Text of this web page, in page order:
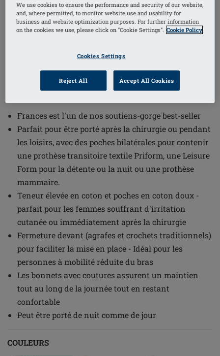
Référence de l'article: 2128 Frances SB
(196
Livraison gratuite dès 60€ d’achat !
Frances est l'un de nos soutiens-gorge best-seller
Parfait pour être porté après la chirurgie ou pendant
les loisirs, avec des poches bilatérales pour contenir
une prothèse transitoire textile Priform, une Leisure
Form pour la détente ou la nuit ou une prothèse
mammaire.
Teneur élevée en coton et poches en coton doux -
parfait pour les femmes souffrant d'irritation
cutanée ou immédiatement après la chirurgie
Fermeture devant (agrafes et crochets traditionnels)
pour faciliter la mise en place - Idéal pour les
personnes à mobilité réduite du bras
Les bonnets avec coutures assurent un maintien
tout au long de la journée tout en restant
confortable
Peut être porté de nuit comme de jour
COULEURS
We use cookies to ensure the performance and security of our website,
and, where permitted, to monitor website use and usability for
business and website optimization purposes. For further information
on the cookies we use, please click on "Cookie Settings". Cookie Policy
Cookies Settings
Reject All Accept All Cookies